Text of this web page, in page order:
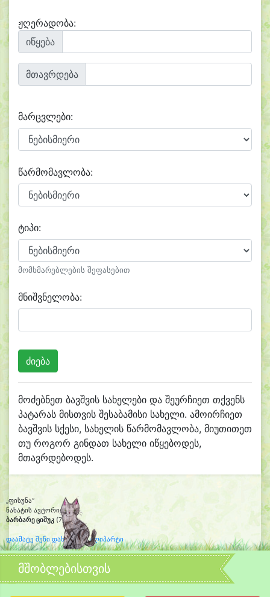
ჟღერადობა:
იწყება
მთავრდება
მარცვლები:
წარმომავლობა:
ტიპი:
მომხმარებლების შეფასებით
მნიშვნელობა:
მოძებნეთ ბავშვის სახელები და შეურჩიეთ თქვენს
პატარას მისთვის შესაბამისი სახელი. ამოირჩიეთ
ბავშვის სქესი, სახელის წარმომავლობა, მიუთითეთ
თუ როგორ გინდათ სახელი იწყებოდეს,
მთავრდებოდეს.
„ფისუნა“
ნახატის ავტორი:
ბარბარე ციშუკ (7)
დაამატე შენი დახატული კლიპარტი
მშობლებისთვის